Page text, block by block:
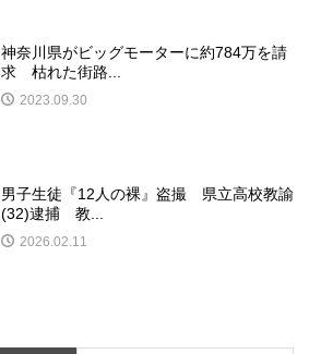
神奈川県がビッグモーターに約784万を請
求 枯れた街路...
2023.09.30
男子生徒『12人の裸』盗撮 県立高校教諭
(32)逮捕 教...
2026.02.11